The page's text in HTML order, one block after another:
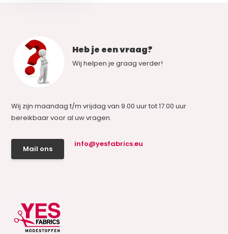
Heb je een vraag?
Wij helpen je graag verder!
Wij zijn maandag t/m vrijdag van 9.00 uur tot 17.00 uur
bereikbaar voor al uw vragen.
Mail ons
info@yesfabrics.eu